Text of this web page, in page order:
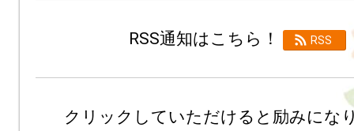
RSS通知はこちら！ RSS